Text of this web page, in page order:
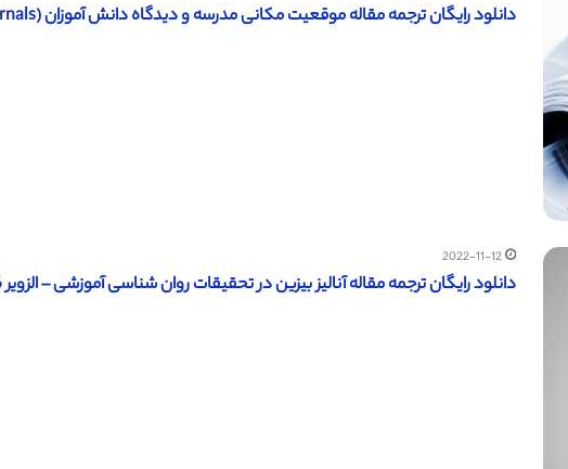
دانلود رایگان ترجمه مقاله موقعیت مکانی مدرسه و دیدگاه دانش آموزان (Eajournals سال 2017)
2022-11-12
دانلود رایگان ترجمه مقاله آنالیز بیزین در تحقیقات روان شناسی آموزشی – الزویر 2016